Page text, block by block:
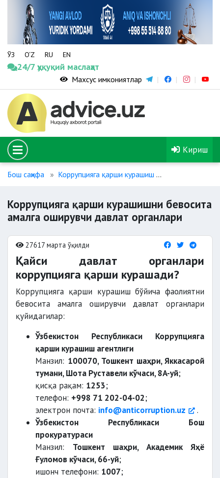
ЎЗ O‘Z RU EN
24/7 ҳуқуқий маслаҳат
Махсус имкониятлар
Кириш
Бош саҳифа Коррупцияга қарши курашиш
Коррупцияга қарши курашишни бевосита
амалга оширувчи давлат органлари
27617 марта ўқилди
Қайси давлат органлари
коррупцияга қарши курашади?
Коррупцияга қарши курашиш бўйича фаолиятни
бевосита амалга оширувчи давлат органлари
қуйидагилар:
Ўзбекистон Республикаси Коррупцияга
қарши курашиш агентлиги
Манзил: 100070, Тошкент шаҳри, Яккасарой
тумани, Шота Руставели кўчаси, 8A-уй;
қисқа рақам: 1253;
телефон: +998 71 202-04-02;
электрон почта: info@anticorruption.uz
.
Ўзбекистон Республикаси Бош
прокуратураси
Манзил: Тошкент шаҳри, Академик Яҳё
Ғуломов кўчаси, 66-уй;
ишонч телефони: 1007;